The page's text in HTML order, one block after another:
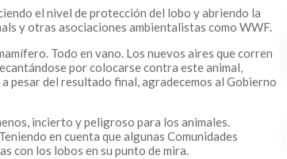
el nivel de protección del lobo y abriendo la
y otras asociaciones ambientalistas como WWF.
Todo en vano. Los nuevos aires que corren
por colocarse contra este animal,
pesar del resultado final, agradecemos al Gobierno
incierto y peligroso para los animales.
en cuenta que algunas Comunidades
con los lobos en su punto de mira.